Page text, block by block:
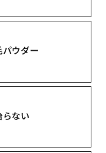
ウダー
ない